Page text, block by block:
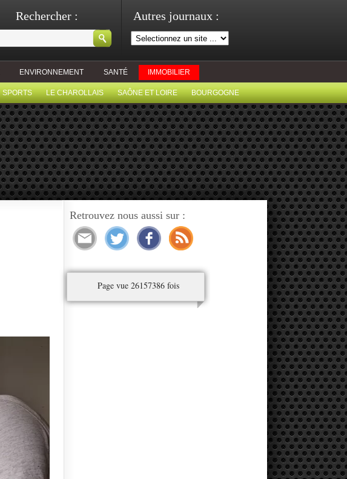
Autres journaux :
Rechercher :
ENVIRONNEMENT SANTÉ IMMOBILIER
SPORTS LE CHAROLLAIS SAÔNE ET LOIRE BOURGOGNE
Retrouvez nous aussi sur :
Page vue 26157386 fois